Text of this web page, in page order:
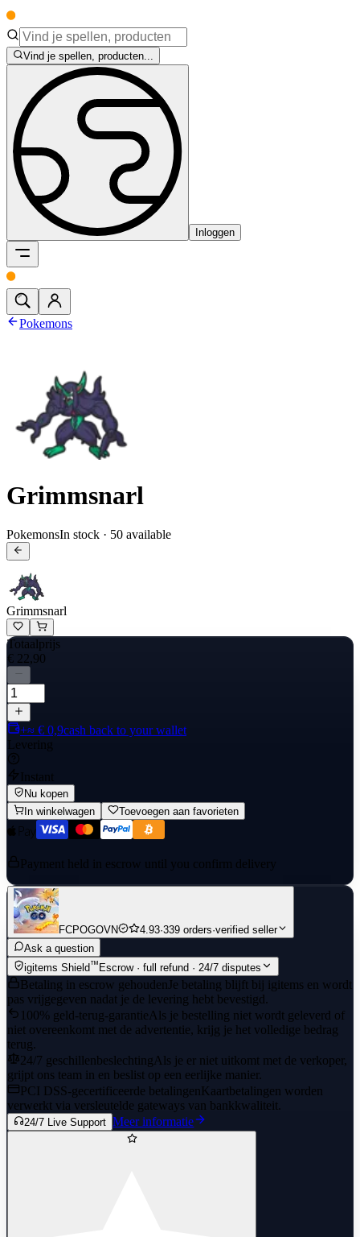
Vind je spellen, producten...
Inloggen
Pokemons
Grimmsnarl
PokemonsIn stock · 50 available
Grimmsnarl
Totaalprijs
€ 22,90
+≈ € 0,9cash back to your wallet
Levering
Instant
Nu kopen
In winkelwagen
Toevoegen aan favorieten
Payment held in escrow until you confirm delivery
FCPOGOVN 4.93·339 orders·verified seller
Ask a question
igitems Shield™Escrow · full refund · 24/7 disputes
Betaling in escrow gehouden Je betaling blijft bij igitems en wordt
pas vrijgegeven nadat je de levering hebt bevestigd.
100% geld-terug-garantieAls je bestelling niet wordt geleverd of
niet overeenkomt met de advertentie, krijg je het volledige bedrag
terug.
24/7 geschillenbeslechtingAls je er niet uitkomt met de verkoper,
grijpt ons team in en beslist op een eerlijke manier.
PCI DSS-gecertificeerde betalingenKaartbetalingen worden
verwerkt via versleutelde gateways van bankkwaliteit.
24/7 Live Support Meer informatie